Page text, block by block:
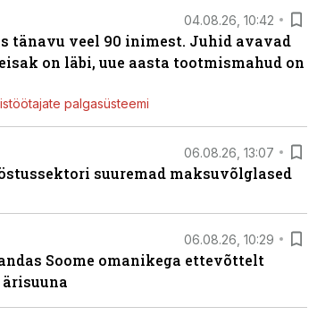
04.08.26, 10:42
tänavu veel 90 inimest. Juhid avavad
on läbi, uue aasta tootmismahud on
palgasüsteemi
06.08.26, 13:07
suuremad maksuvõlglased
06.08.26, 10:29
Soome omanikega ettevõttelt